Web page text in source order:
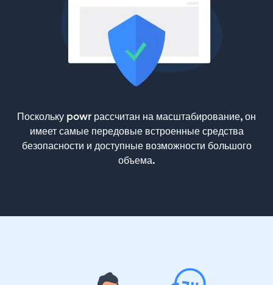
Поскольку powr рассчитан на масштабирование, он
имеет самые передовые встроенные средства
безопасности и доступные возможности большого
объема.